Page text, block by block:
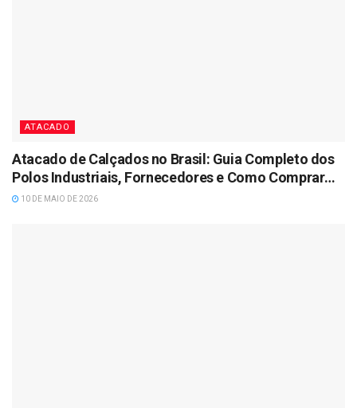
ATACADO
Atacado de Calçados no Brasil: Guia Completo dos
Polos Industriais, Fornecedores e Como Comprar
para Revenda
10 DE MAIO DE 2026